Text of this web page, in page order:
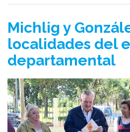
Michlig y
localidades del
departamental